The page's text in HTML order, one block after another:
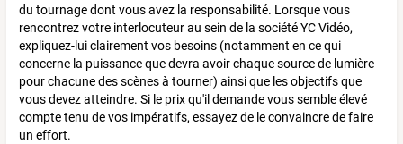
du tournage dont vous avez la responsabilité. Lorsque vous
rencontrez votre interlocuteur au sein de la société YC Vidéo,
expliquez-lui clairement vos besoins (notamment en ce qui
concerne la puissance que devra avoir chaque source de lumière
pour chacune des scènes à tourner) ainsi que les objectifs que
vous devez atteindre. Si le prix qu'il demande vous semble élevé
compte tenu de vos impératifs, essayez de le convaincre de faire
un effort.